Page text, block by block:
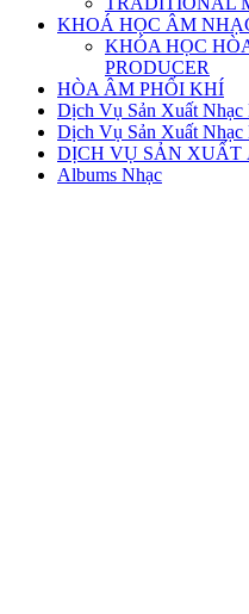
KHOÁ HỌC ÂM
KHÓA HỌC
PRODUCER
HÒA ÂM PHỐI KHÍ
Dịch Vụ Sản Xuất
Dịch Vụ Sản Xuất Nhạc
DỊCH VỤ SẢN XUẤT
Albums Nhạc